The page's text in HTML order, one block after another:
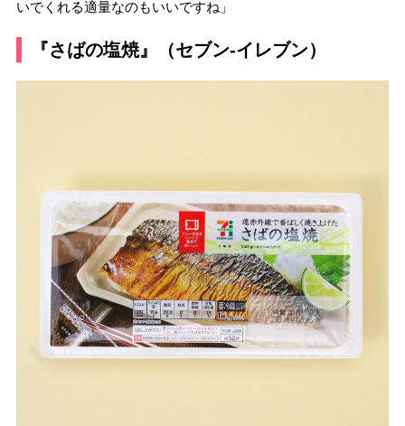
いでくれる適量なのもいいですね」
『さばの塩焼』（セブン-イレブン）